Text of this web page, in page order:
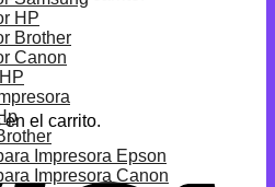
en el carrito.
HP
Brother
Canon
Impresora Epson
Impresora Canon